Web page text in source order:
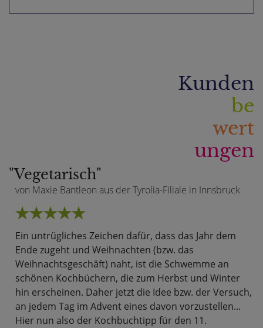
Kunden
be
wert
ungen
"Vegetarisch"
von Maxie Bantleon aus der Tyrolia-Filiale in Innsbruck
Ein untrügliches Zeichen dafür, dass das Jahr dem
Ende zugeht und Weihnachten (bzw. das
Weihnachtsgeschäft) naht, ist die Schwemme an
schönen Kochbüchern, die zum Herbst und Winter
hin erscheinen. Daher jetzt die Idee bzw. der Versuch,
an jedem Tag im Advent eines davon vorzustellen...
Hier nun also der Kochbuchtipp für den 11.